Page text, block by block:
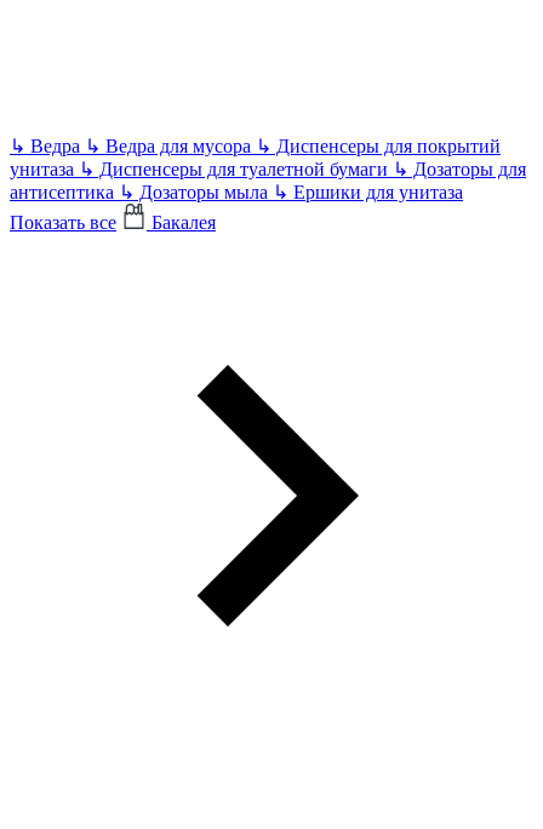
↳ Ведра ↳ Ведра для мусора ↳ Диспенсеры для покрытий
унитаза ↳ Диспенсеры для туалетной бумаги ↳ Дозаторы для
антисептика ↳ Дозаторы мыла ↳ Ершики для унитаза
Показать все
Бакалея